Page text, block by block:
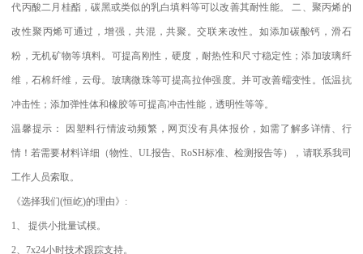
代丙酸二月桂酯，碳黑或类似的乳白填料等可以改善其耐性能。二、聚丙烯的
改性聚丙烯可通过，增强，共混，共聚。交联来改性。如添加碳酸钙，滑石
粉，无机矿物等填料。可提高刚性，硬度，耐热性和尺寸稳定性；添加玻璃纤
维，石棉纤维，云母。玻璃微珠等可提高拉伸强度。并可改善蠕变性。低温抗
冲击性；添加弹性体和橡胶等可提高冲击性能，透明性等等。
温馨提示： 因塑料行情波动频繁，网页没有具体报价，如需了解多详情、行
情！若需要材料详细（物性、 UL报告、RoSH标准、检测报告等），请联系我司
工作人员索取。
《选择我们(恒屹)的理由》 :
1、提供小批量试模。
2、7x24小时技术跟踪支持。